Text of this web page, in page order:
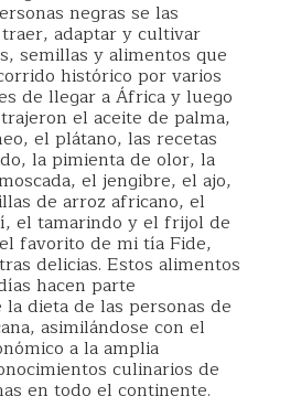
negras se las
adaptar y cultivar
semillas y alimentos que
histórico por varios
de llegar a África y luego
el aceite de palma,
el plátano, las recetas
la pimienta de olor, la
el jengibre, el ajo,
de arroz africano, el
el tamarindo y el frijol de
favorito de mi tía Fide,
delicias. Estos alimentos
hacen parte
dieta de las personas de
asimilándose con el
a la amplia
culinarios de
en todo el continente.